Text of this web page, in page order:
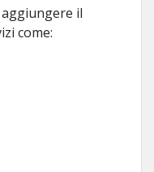
il
come: